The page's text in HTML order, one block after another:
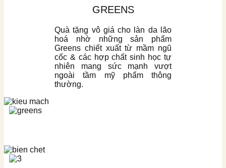
GREENS
Quà tặng vô giá cho làn da lão
hoá nhờ những sản phẩm
Greens chiết xuất từ mầm ngũ
cốc & các hợp chất sinh học tự
nhiên mang sức mạnh vượt
ngoài tầm mỹ phẩm thông
thường.